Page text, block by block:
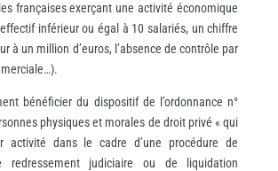
françaises exerçant une activité économique
inférieur ou égal à 10 salariés, un chiffre
à un million d’euros, l’absence de contrôle par
bénéficier du dispositif de l’ordonnance n°
physiques et morales de droit privé « qui
activité dans le cadre d’une procédure de
redressement judiciaire ou de liquidation